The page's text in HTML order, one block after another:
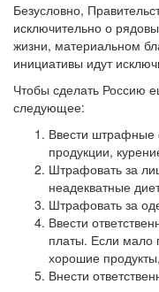
Безусловно,
исключительно о
жизни, материальном
инициативы идут
Чтобы сделать Россию
следующее:
Ввести штрафные
продукции,
Штрафовать за
неадекватные
Штрафовать за
Ввести
платы. Если мало
хорошие
Внести